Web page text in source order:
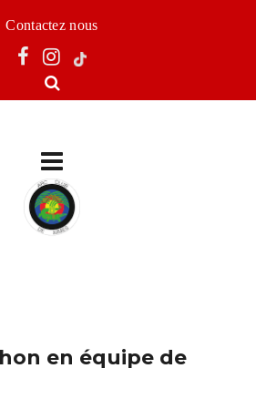
Contactez nous
en équipe de